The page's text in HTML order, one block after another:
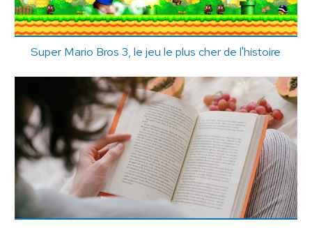
Super Mario Bros 3, le jeu le plus cher de l'histoire